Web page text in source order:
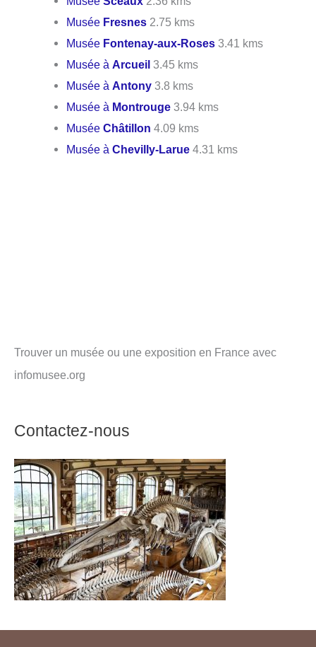
Musée Fresnes 2.75 kms
Musée Fontenay-aux-Roses 3.41 kms
Musée àArcueil 3.45 kms
Musée àAntony 3.8 kms
Musée à Montrouge 3.94 kms
MuséeChâtillon 4.09 kms
Musée àChevilly-Larue 4.31 kms
Trouver un musée ou une exposition en France avec
infomusee.org
Contactez-nous